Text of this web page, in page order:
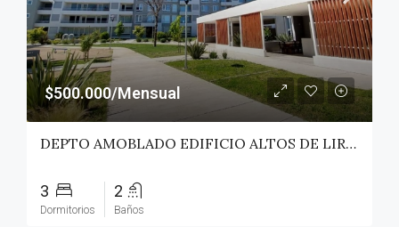
$500.000/Mensual
DEPTO AMOBLADO EDIFICIO ALTOS DE LIRCAY – TALCA
3
Dormitorios
2
Baños